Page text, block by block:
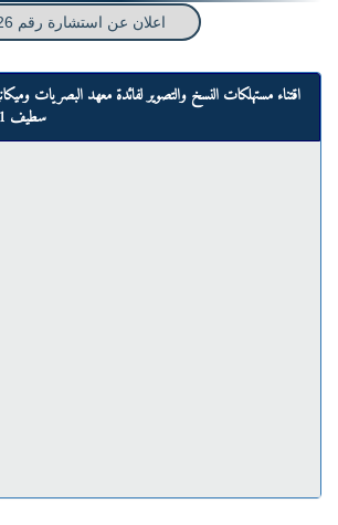
اعلان عن استشارة رقم 08/2026
اقتناء مستهلكات النسخ والتصوير لفائدة معهد البصريات
سطيف 1 فرحات عباس